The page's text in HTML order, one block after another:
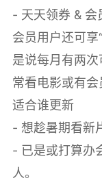
- 天天领券 & 会
会员用户还可
是说每月有两
常看电影或有会
适合谁更新
- 想趁暑期看新
- 已是或打算办
人。